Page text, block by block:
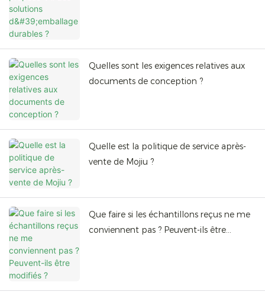
Quelles sont les exigences relatives aux
documents de conception ?
Quelle est la politique de service après-
vente de Mojiu ?
Que faire si les échantillons reçus ne me
conviennent pas ? Peuvent-ils être